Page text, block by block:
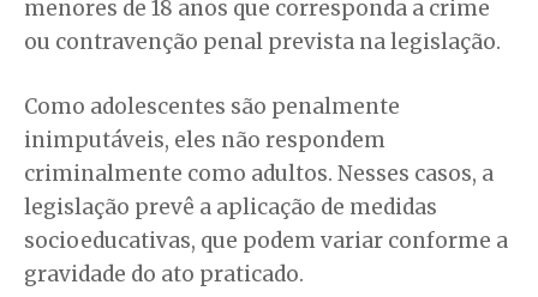
menores de 18 anos que corresponda a crime
ou contravenção penal prevista na legislação.
Como adolescentes são penalmente
inimputáveis, eles não respondem
criminalmente como adultos. Nesses casos, a
legislação prevê a aplicação de medidas
socioeducativas, que podem variar conforme a
gravidade do ato praticado.